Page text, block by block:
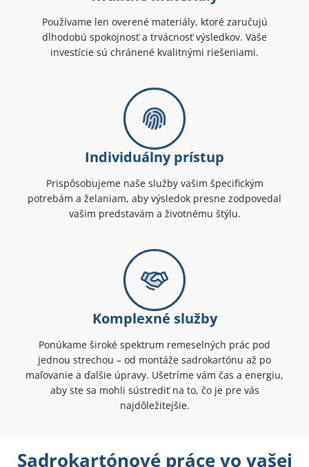
Používame len overené materiály, ktoré zaručujú
dlhodobú spokojnosť a trvácnosť výsledkov. Vaše
investície sú chránené kvalitnými riešeniami.
Individuálny prístup
Prispôsobujeme naše služby vašim špecifickým
potrebám a želaniam, aby výsledok presne zodpovedal
vašim predstavám a životnému štýlu.
Komplexné služby
Ponúkame široké spektrum remeselných prác pod
jednou strechou – od montáže sadrokartónu až po
maľovanie a ďalšie úpravy. Ušetríme vám čas a energiu,
aby ste sa mohli sústrediť na to, čo je pre vás
najdôležitejšie.
Sadrokartónové práce vo vašej